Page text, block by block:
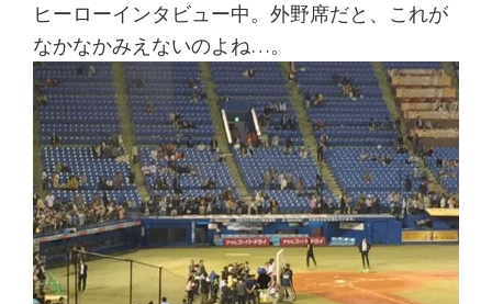
ヒーローインタビュー中。外野席だと、これが
なかなかみえないのよね…。